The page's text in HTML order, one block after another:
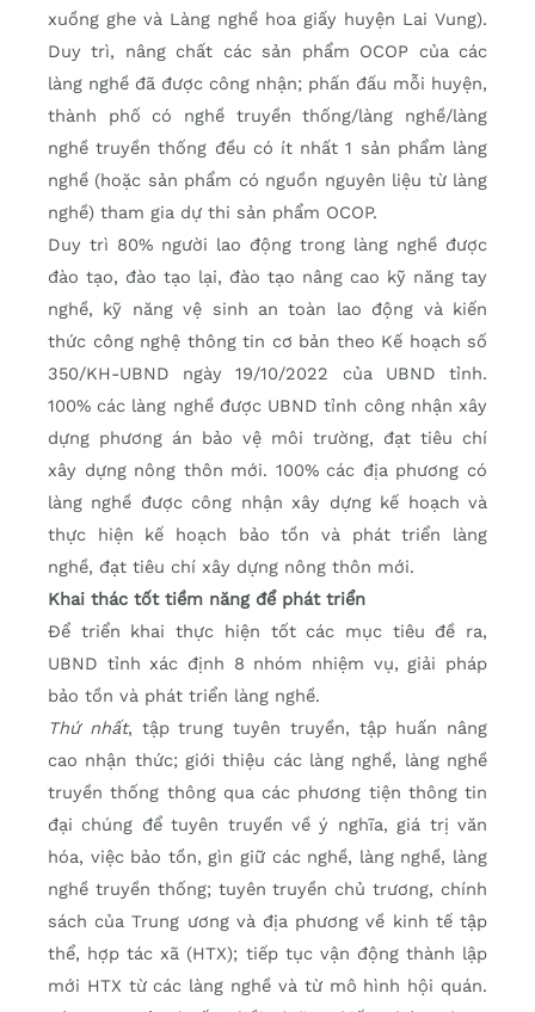
xuồng ghe và Làng nghề hoa giấy huyện Lai Vung).
Duy trì, nâng chất các sản phẩm OCOP của các
làng nghề đã được công nhận; phấn đấu mỗi huyện,
thành phố có nghề truyền thống/làng nghề/làng
nghề truyền thống đều có ít nhất 1 sản phẩm làng
nghề (hoặc sản phẩm có nguồn nguyên liệu từ làng
nghề) tham gia dự thi sản phẩm OCOP.
Duy trì 80% người lao động trong làng nghề được
đào tạo, đào tạo lại, đào tạo nâng cao kỹ năng tay
nghề, kỹ năng vệ sinh an toàn lao động và kiến
thức công nghệ thông tin cơ bản theo Kế hoạch số
350/KH-UBND ngày 19/10/2022 của UBND tỉnh.
100% các làng nghề được UBND tỉnh công nhận xây
dựng phương án bảo vệ môi trường, đạt tiêu chí
xây dựng nông thôn mới. 100% các địa phương có
làng nghề được công nhận xây dựng kế hoạch và
thực hiện kế hoạch bảo tồn và phát triển làng
nghề, đạt tiêu chí xây dựng nông thôn mới.
Khai thác tốt tiềm năng để phát triển
Để triển khai thực hiện tốt các mục tiêu đề ra,
UBND tỉnh xác định 8 nhóm nhiệm vụ, giải pháp
bảo tồn và phát triển làng nghề.
Thứ nhất, tập trung tuyên truyền, tập huấn nâng
cao nhận thức; giới thiệu các làng nghề, làng nghề
truyền thống thông qua các phương tiện thông tin
đại chúng để tuyên truyền về ý nghĩa, giá trị văn
hóa, việc bảo tồn, gìn giữ các nghề, làng nghề, làng
nghề truyền thống; tuyên truyền chủ trương, chính
sách của Trung ương và địa phương về kinh tế tập
thể, hợp tác xã (HTX); tiếp tục vận động thành lập
mới HTX từ các làng nghề và từ mô hình hội quán.